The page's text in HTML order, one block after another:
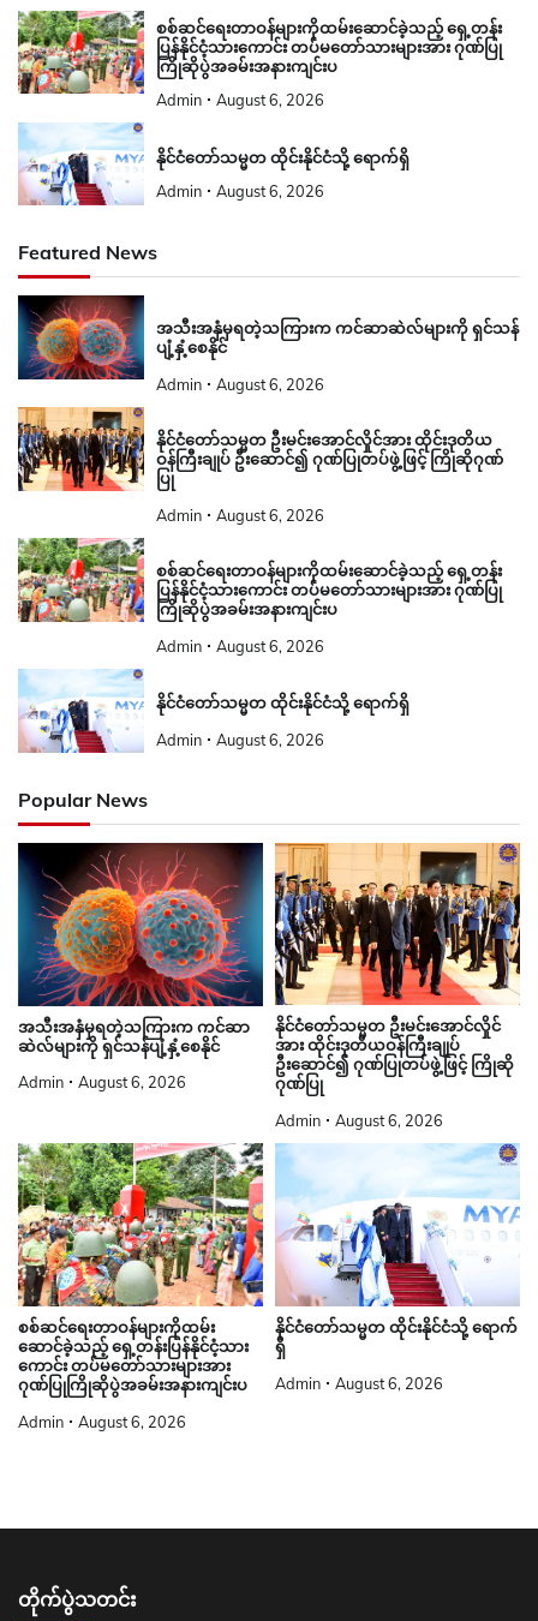
စစ်ဆင်ရေးတာဝန်များကိုထမ်းဆောင်ခဲ့သည့် ရှေ့တန်း
ပြန်နိုင်ငံ့သားကောင်း တပ်မတော်သားများအား ဂုဏ်ပြု
ကြိုဆိုပွဲအခမ်းအနားကျင်းပ
Admin August 6, 2026
နိုင်ငံတော်သမ္မတ ထိုင်းနိုင်ငံသို့ ရောက်ရှိ
Admin August 6, 2026
Featured News
အသီးအနှံမှရတဲ့သကြားက ကင်ဆာဆဲလ်များကို ရှင်သန်
ပျံ့နှံ့စေနိုင်
Admin August 6, 2026
နိုင်ငံတော်သမ္မတ ဦးမင်းအောင်လှိုင်အား ထိုင်းဒုတိယ
ဝန်ကြီးချုပ် ဦးဆောင်၍ ဂုဏ်ပြုတပ်ဖွဲ့ဖြင့် ကြိုဆိုဂုဏ်
ပြု
Admin August 6, 2026
စစ်ဆင်ရေးတာဝန်များကိုထမ်းဆောင်ခဲ့သည့် ရှေ့တန်း
ပြန်နိုင်ငံ့သားကောင်း တပ်မတော်သားများအား ဂုဏ်ပြု
ကြိုဆိုပွဲအခမ်းအနားကျင်းပ
Admin August 6, 2026
နိုင်ငံတော်သမ္မတ ထိုင်းနိုင်ငံသို့ ရောက်ရှိ
Admin August 6, 2026
Popular News
အသီးအနှံမှရတဲ့သကြားက ကင်ဆာ
ဆဲလ်များကို ရှင်သန်ပျံ့နှံ့စေနိုင်
Admin August 6, 2026
နိုင်ငံတော်သမ္မတ ဦးမင်းအောင်လှိုင်
အား ထိုင်းဒုတိယဝန်ကြီးချုပ်
ဦးဆောင်၍ ဂုဏ်ပြုတပ်ဖွဲ့ဖြင့် ကြိုဆို
ဂုဏ်ပြု
Admin August 6, 2026
စစ်ဆင်ရေးတာဝန်များကိုထမ်း
ဆောင်ခဲ့သည့် ရှေ့တန်းပြန်နိုင်ငံ့သား
ကောင်း တပ်မတော်သားများအား
ဂုဏ်ပြုကြိုဆိုပွဲအခမ်းအနားကျင်းပ
Admin August 6, 2026
နိုင်ငံတော်သမ္မတ ထိုင်းနိုင်ငံသို့ ရောက်
ရှိ
Admin August 6, 2026
တိုက်ပွဲသတင်း